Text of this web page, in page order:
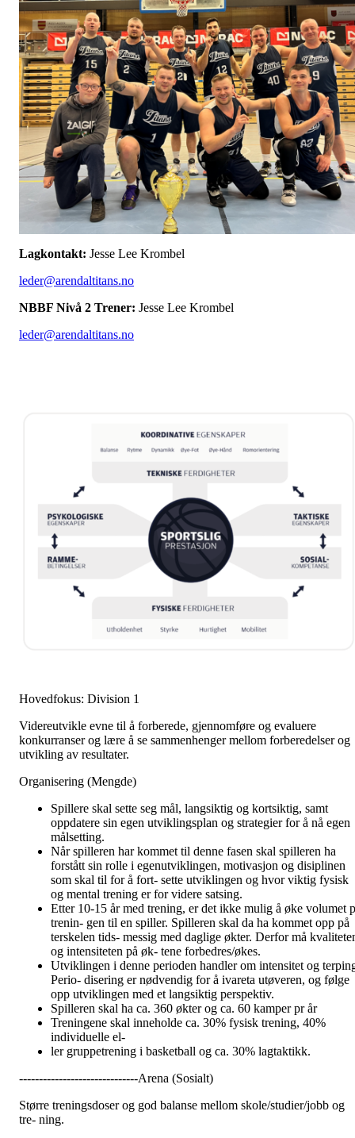
Lagkontakt: Jesse Lee Krombel
leder@arendaltitans.no
NBBF Nivå 2 Trener: Jesse Lee Krombel
leder@arendaltitans.no
Hovedfokus: Division 1
Videreutvikle evne til å forberede, gjennomføre og evaluere
konkurranser og lære å se sammenhenger mellom forberedelser og
utvikling av resultater.
Organisering (Mengde)
Spillere skal sette seg mål, langsiktig og kortsiktig, samt
oppdatere sin egen utviklingsplan og strategier for å nå egen
målsetting.
Når spilleren har kommet til denne fasen skal spilleren ha
forstått sin rolle i egenutviklingen, motivasjon og disiplinen
som skal til for å fort- sette utviklingen og hvor viktig fysisk
og mental trening er for videre satsing.
Etter 10-15 år med trening, er det ikke mulig å øke volumet
trenin- gen til en spiller. Spilleren skal da ha kommet opp på
terskelen tids- messig med daglige økter. Derfor må
og intensiteten på øk- tene forbedres/økes.
Utviklingen i denne perioden handler om intensitet og
Perio- disering er nødvendig for å ivareta utøveren, og følge
opp utviklingen med et langsiktig perspektiv.
Spilleren skal ha ca. 360 økter og ca. 60 kamper pr år
Treningene skal inneholde ca. 30% fysisk trening, 40%
individuelle el-
ler gruppetrening i basketball og ca. 30% lagtaktikk.
------------------------------Arena (Sosialt)
Større treningsdoser og god balanse mellom skole/studier/jobb og
tre- ning.